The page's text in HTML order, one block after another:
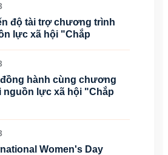
độ tài trợ chương trình
lực xã hội "Chắp
hành cùng chương
nguồn lực xã hội "Chắp
Women's Day